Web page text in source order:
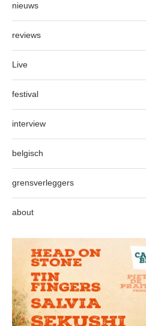
nieuws
reviews
Live
festival
interview
belgisch
grensverleggers
about